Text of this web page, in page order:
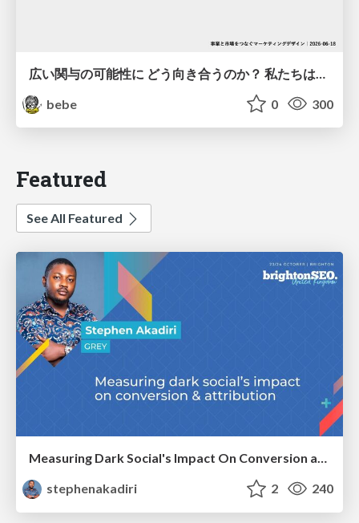
bebe
0 300
Featured
See All Featured
Measuring Dark Social's Impact On Conversion and Attribution
stephenakadiri
2 240